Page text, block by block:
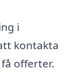
i
kontakta
offerter.